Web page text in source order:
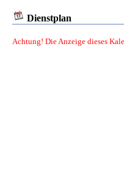
Dienstplan
Achtung! Die Anzeige dieses